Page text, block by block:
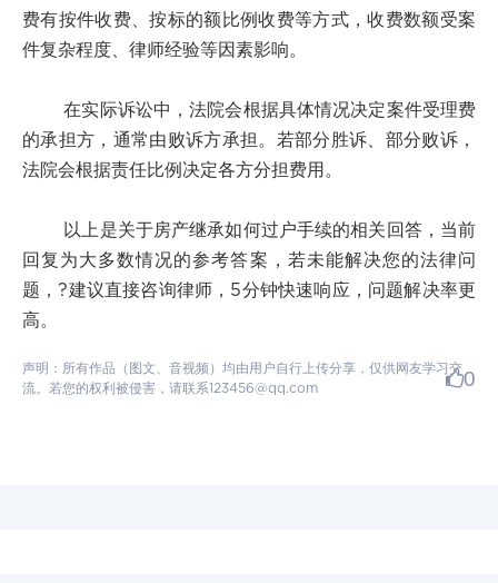
费有按件收费、按标的额比例收费等方式，收费数额受案
件复杂程度、律师经验等因素影响。
在实际诉讼中，法院会根据具体情况决定案件受理费
的承担方，通常由败诉方承担。若部分胜诉、部分败诉，
法院会根据责任比例决定各方分担费用。
以上是关于房产继承如何过户手续的相关回答，当前
回复为大多数情况的参考答案，若未能解决您的法律问
题，?建议直接咨询律师，5分钟快速响应，问题解决率更
高。
声明：所有作品（图文、音视频）均由用户自行上传分享，仅供网友学习交
流。若您的权利被侵害，请联系123456@qq.com
0